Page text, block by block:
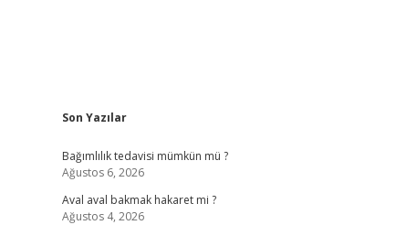
Sidebar
Son Yazılar
Bağımlılık tedavisi mümkün mü ?
Ağustos 6, 2026
Aval aval bakmak hakaret mi ?
Ağustos 4, 2026